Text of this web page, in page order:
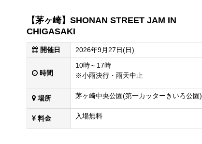
【茅ヶ崎】SHONAN STREET JAM IN
CHIGASAKI
開催日 2026年9月27日(日)
時間
10時～17時
※小雨決行・雨天中止
場所 茅ヶ崎中央公園(第一カッターきいろ公園)
料金 入場無料